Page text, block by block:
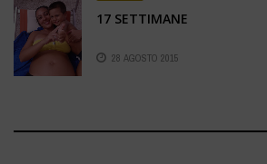
17 SETTIMANE
28 AGOSTO 2015